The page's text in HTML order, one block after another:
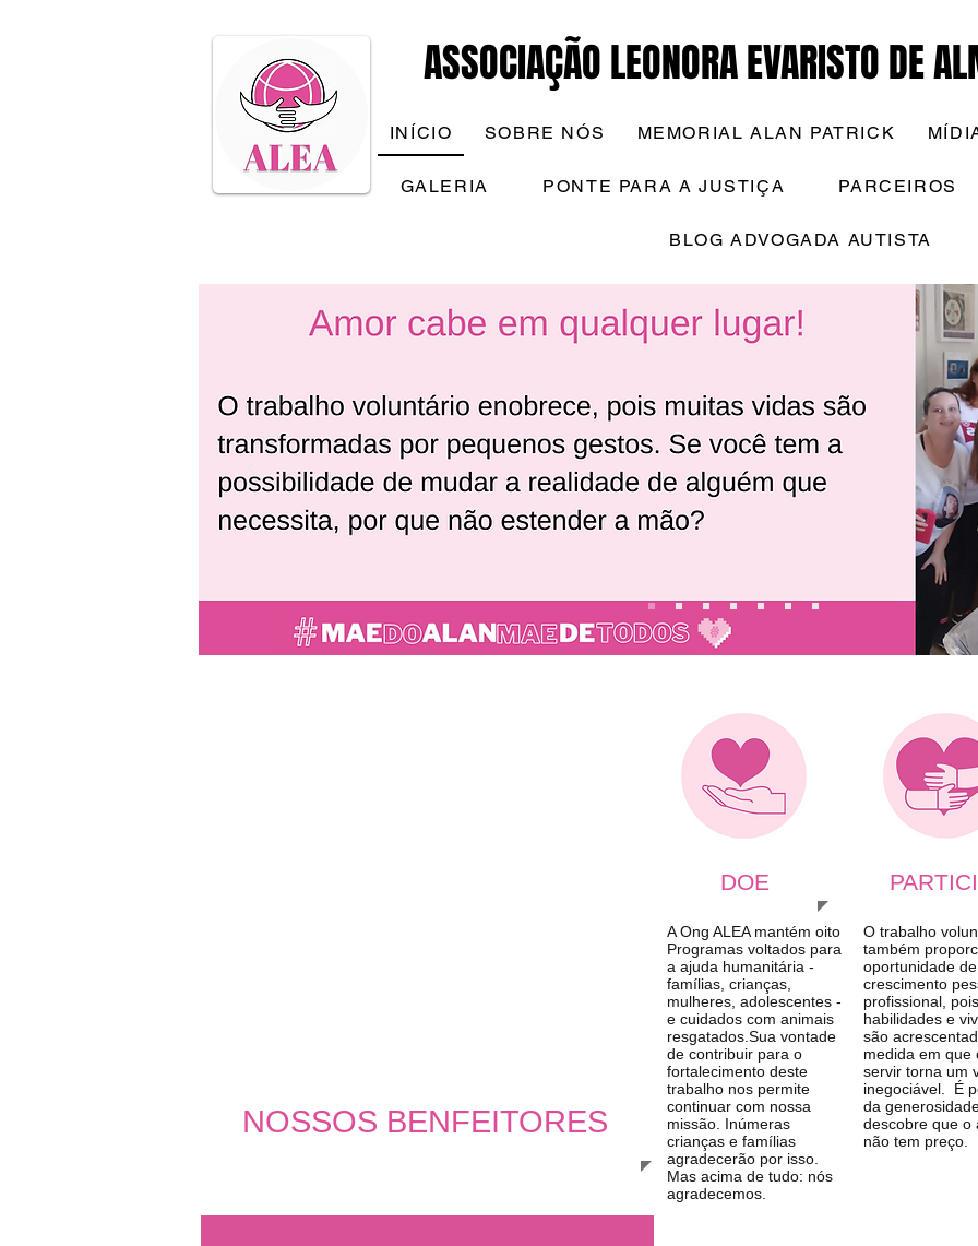
ASSOCIAÇÃO LEONORA EVARISTO DE
INÍCIO SOBRE NÓS MEMORIAL ALAN PATRICK
GALERIA PONTE PARA A JUSTIÇA PARCEIROS
BLOG ADVOGADA AUTISTA
DOE
A Ong ALEA mantém oito
Programas voltados para
a ajuda humanitária -
famílias, crianças,
mulheres, adolescentes -
e cuidados com animais
resgatados.Sua vontade
de contribuir para o
fortalecimento deste
trabalho nos permite
continuar com nossa
missão. Inúmeras
crianças e famílias
agradecerão por isso.
Mas acima de tudo: nós
agradecemos.
O trabalho
também
oportunidade de
crescimento
profissional,
habilidades e
são
medida em que
servir torna um
inegociável. É
da
descobre que o
não tem preço.
NOSSOS BENFEITORES